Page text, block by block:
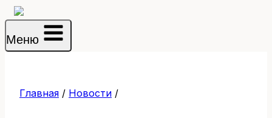
Перейти
содержимому
Меню
Главная / Новости /